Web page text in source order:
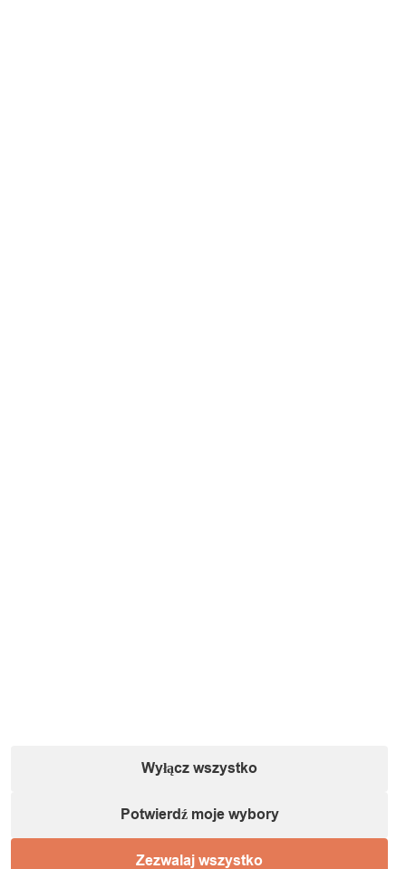
H51
Wyłącz wszystko
Potwierdź moje wybory
Zezwalaj wszystko